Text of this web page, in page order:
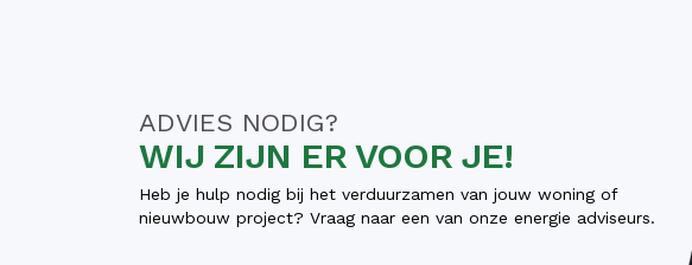
ADVIES NODIG?
WIJ ZIJN ER VOOR JE!
Heb je hulp nodig bij het verduurzamen van jouw woning of
nieuwbouw project? Vraag naar een van onze energie adviseurs.